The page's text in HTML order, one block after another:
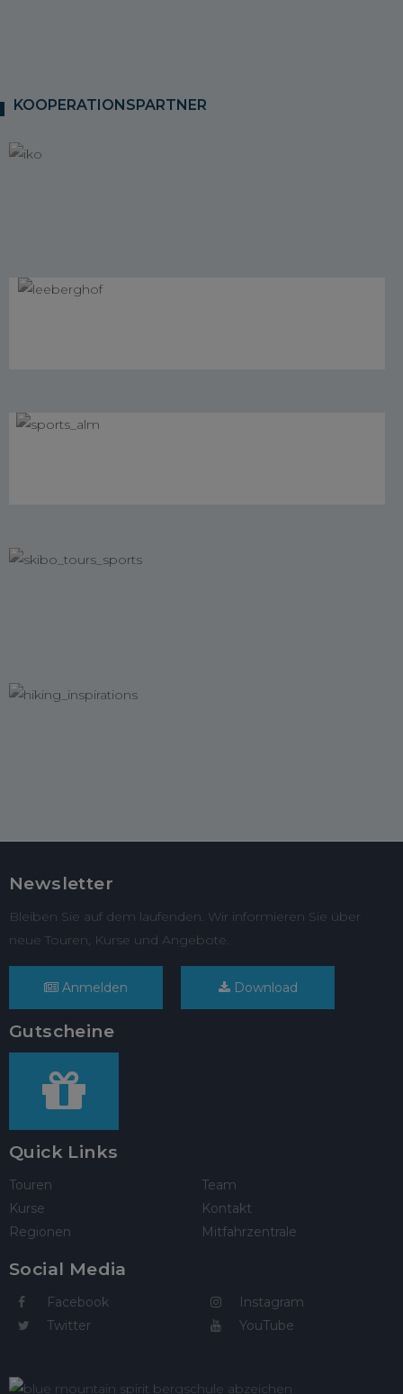
KOOPERATIONSPARTNER
Newsletter
Bleiben Sie auf dem laufenden. Wir informieren Sie über
neue Touren, Kurse und Angebote.
Anmelden Download
Gutscheine
Quick Links
Touren
Kurse
Regionen
Team
Kontakt
Mitfahrzentrale
Social Media
Facebook
Twitter
Instagram
YouTube